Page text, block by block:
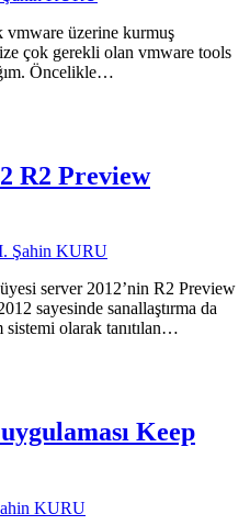
vmware üzerine kurmuş
çok gerekli olan vmware tools
Öncelikle…
R2 Preview
Şahin KURU
server 2012’nin R2 Preview
sayesinde sanallaştırma da
olarak tanıtılan…
Keep
KURU